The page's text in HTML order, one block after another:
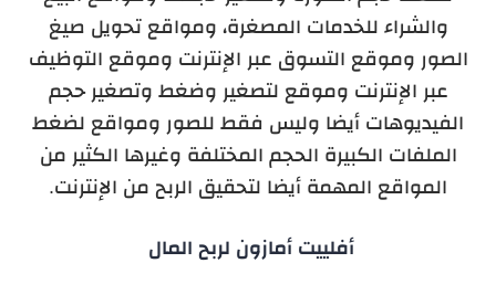
والشراء للخدمات المصغرة، ومواقع تحويل صيغ
الصور وموقع التسوق عبر الإنترنت وموقع التوظيف
عبر الإنترنت وموقع لتصغير وضغط وتصغير حجم
الفيديوهات أيضا وليس فقط للصور ومواقع لضغط
الملفات الكبيرة الحجم المختلفة وغيرها الكثير من
المواقع المهمة أيضا لتحقيق الربح من الإنترنت.
أفلييت أمازون لربح المال